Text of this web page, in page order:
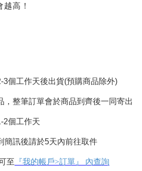
高！
3個工作天後出貨(預購商品除外)
，整筆訂單會於商品到齊後一同寄出
2個工作天
簡訊後請於5天內前往取件
至 『我的帳戶>訂單』 內查詢